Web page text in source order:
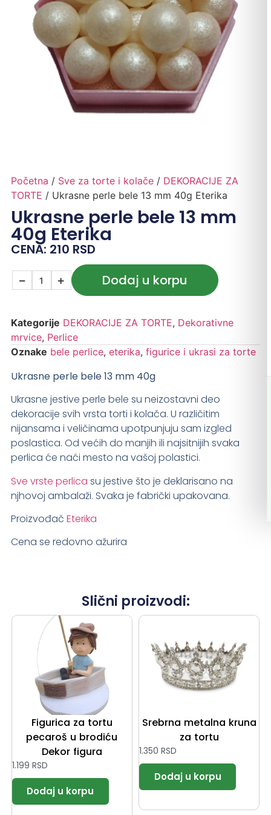
Početna / Sve za torte i kolače/ DEKORACIJE ZA
TORTE / Ukrasne perle bele 13 mm 40g Eterika
Ukrasne perle bele 13 mm
40g Eterika
CENA: 210 RSD
− + Dodaj u korpu
Kategorije DEKORACIJE ZA TORTE, Dekorativne
mrvice, Perlice
Oznake bele perlice, eterika, figurice i ukrasi za torte
Ukrasne perle bele 13 mm 40g
Ukrasne jestive perle bele su neizostavni deo
dekoracije svih vrsta torti i kolača. U različitim
nijansama i veličinama upotpunjuju sam izgled
poslastica. Od većih do manjih ili najsitnijih svaka
perlica će naći mesto na vašoj polastici.
Sve vrste perlica su jestive što je deklarisano na
njhovoj ambalaži. Svaka je fabrički upakovana.
Proizvođač Eterika
Cena se redovno ažurira
Slični proizvodi:
Figurica za tortu
pecaroš u brodiću
Dekor figura
1.199 RSD
Srebrna metalna kruna
za tortu
1.350 RSD